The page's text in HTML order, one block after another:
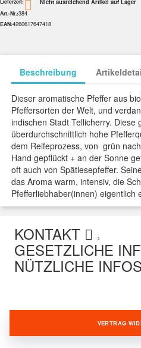
Lieferzeit: 
Art.-Nr.:384
EAN:4260617647418
Beschreibung
Dieser aromatische Pfeffer aus
Pfeffersorten der Welt, und
indischen Stadt Tellicherry. Diese
überdurchschnittlich hohe
dem Reifeprozess, von grün
Hand gepflückt + an der Sonne
oft auch von Spätlesepfeffer.
das Aroma warm, intensiv, die
Pfefferliebhaber(innen) eigentlich
KONTAKT >
GESETZLICHE
NÜTZLICHE INFOS
VERTRAG